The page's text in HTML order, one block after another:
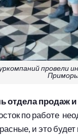
провели
отдела продаж
по работе
и это